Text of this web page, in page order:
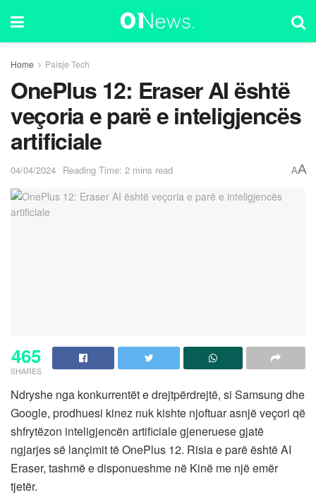
Home Paisje Tech
OnePlus 12: Eraser AI është
veçoria e parë e inteligjencës
artificiale
04/04/2024 Reading Time: 2 mins read AA
465
SHARES
Ndryshe nga konkurrentët e drejtpërdrejtë, si Samsung dhe
Google, prodhuesi kinez nuk kishte njoftuar asnjë veçori që
shfrytëzon inteligjencën artificiale gjeneruese gjatë
ngjarjes së lançimit të OnePlus 12. Risia e parë është AI
Eraser, tashmë e disponueshme në Kinë me një emër
tjetër.